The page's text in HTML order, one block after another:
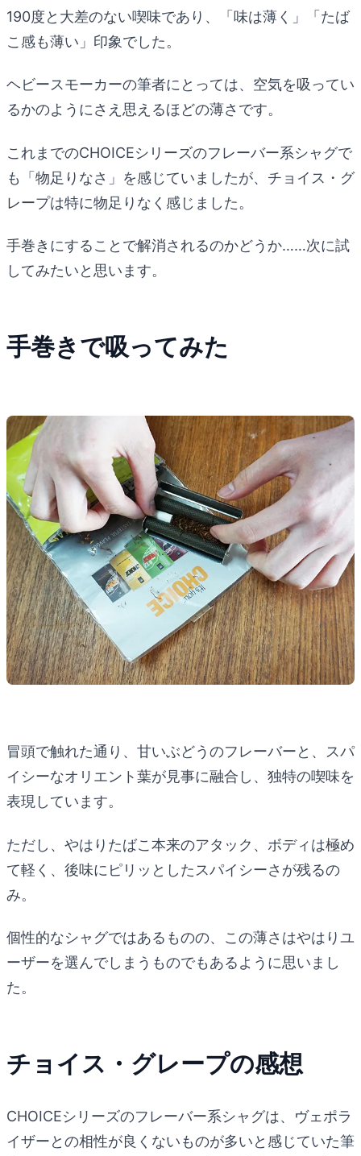
190度と大差のない喫味であり、「味は薄く」「たば
こ感も薄い」印象でした。
ヘビースモーカーの筆者にとっては、空気を吸ってい
るかのようにさえ思えるほどの薄さです。
これまでのCHOICEシリーズのフレーバー系シャグで
も「物足りなさ」を感じていましたが、チョイス・グ
レープは特に物足りなく感じました。
手巻きにすることで解消されるのかどうか……次に試
してみたいと思います。
手巻きで吸ってみた
冒頭で触れた通り、甘いぶどうのフレーバーと、スパ
イシーなオリエント葉が見事に融合し、独特の喫味を
表現しています。
ただし、やはりたばこ本来のアタック、ボディは極め
て軽く、後味にピリッとしたスパイシーさが残るの
み。
個性的なシャグではあるものの、この薄さはやはりユ
ーザーを選んでしまうものでもあるように思いまし
た。
チョイス・グレープの感想
CHOICEシリーズのフレーバー系シャグは、ヴェポラ
イザーとの相性が良くないものが多いと感じていた筆